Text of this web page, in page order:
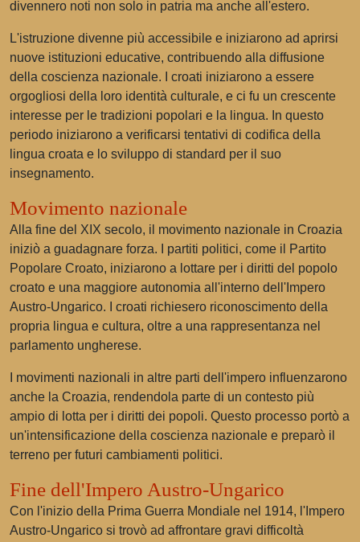
divennero noti non solo in patria ma anche all'estero.
L'istruzione divenne più accessibile e iniziarono ad aprirsi
nuove istituzioni educative, contribuendo alla diffusione
della coscienza nazionale. I croati iniziarono a essere
orgogliosi della loro identità culturale, e ci fu un crescente
interesse per le tradizioni popolari e la lingua. In questo
periodo iniziarono a verificarsi tentativi di codifica della
lingua croata e lo sviluppo di standard per il suo
insegnamento.
Movimento nazionale
Alla fine del XIX secolo, il movimento nazionale in Croazia
iniziò a guadagnare forza. I partiti politici, come il Partito
Popolare Croato, iniziarono a lottare per i diritti del popolo
croato e una maggiore autonomia all'interno dell'Impero
Austro-Ungarico. I croati richiesero riconoscimento della
propria lingua e cultura, oltre a una rappresentanza nel
parlamento ungherese.
I movimenti nazionali in altre parti dell'impero influenzarono
anche la Croazia, rendendola parte di un contesto più
ampio di lotta per i diritti dei popoli. Questo processo portò a
un'intensificazione della coscienza nazionale e preparò il
terreno per futuri cambiamenti politici.
Fine dell'Impero Austro-Ungarico
Con l'inizio della Prima Guerra Mondiale nel 1914, l'Impero
Austro-Ungarico si trovò ad affrontare gravi difficoltà